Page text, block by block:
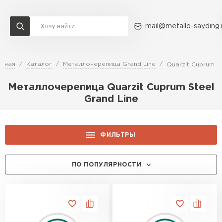
mail@metallo-
Каталог Металлочерепица Grand Line Quarzit Cuprum
Металлочерепица Quarzit Cuprum Steel
Grand Line
ФИЛЬТРЫ
RAL 3005
ПО ПОПУЛЯРНОСТИ
Доставка и оплата Акции О компании Контакты